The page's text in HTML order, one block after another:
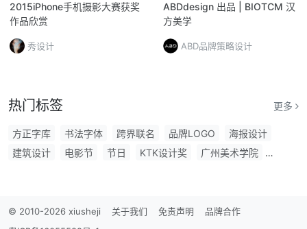
2015iPhone手机摄影大赛获奖
作品欣赏
秀设计
ABDdesign 出品 | BIOTCM 汉
方美学
ABD品牌策略设计
热门标签 更多
方正字库 书法字体 跨界联名 品牌LOGO
海报设计
建筑设计
电影节 节日 KTK设计奖
广州美术学院
台湾
品牌策划 谷歌 Google 企业VI设计
电动汽车
© 2010-2026 xiusheji 关于我们 免责声明
品牌合作